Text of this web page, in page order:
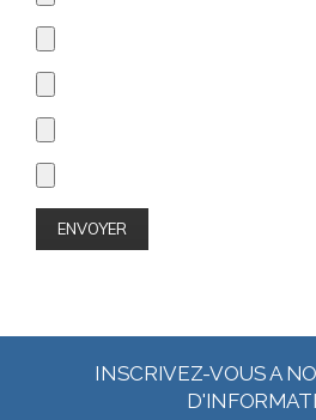
INSCRIVEZ-VOUS A